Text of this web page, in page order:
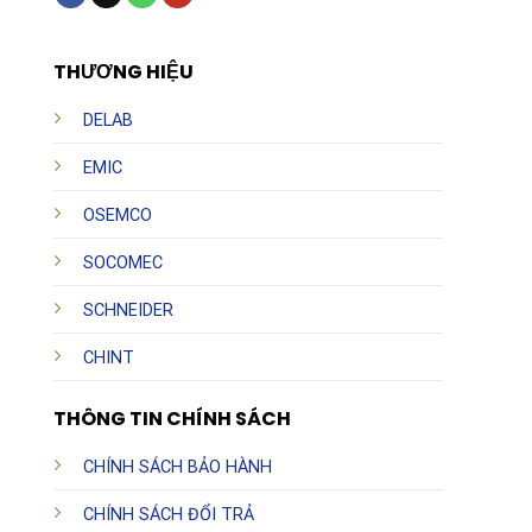
THƯƠNG HIỆU
DELAB
EMIC
OSEMCO
SOCOMEC
SCHNEIDER
CHINT
THÔNG TIN CHÍNH SÁCH
CHÍNH SÁCH BẢO HÀNH
CHÍNH SÁCH ĐỔI TRẢ